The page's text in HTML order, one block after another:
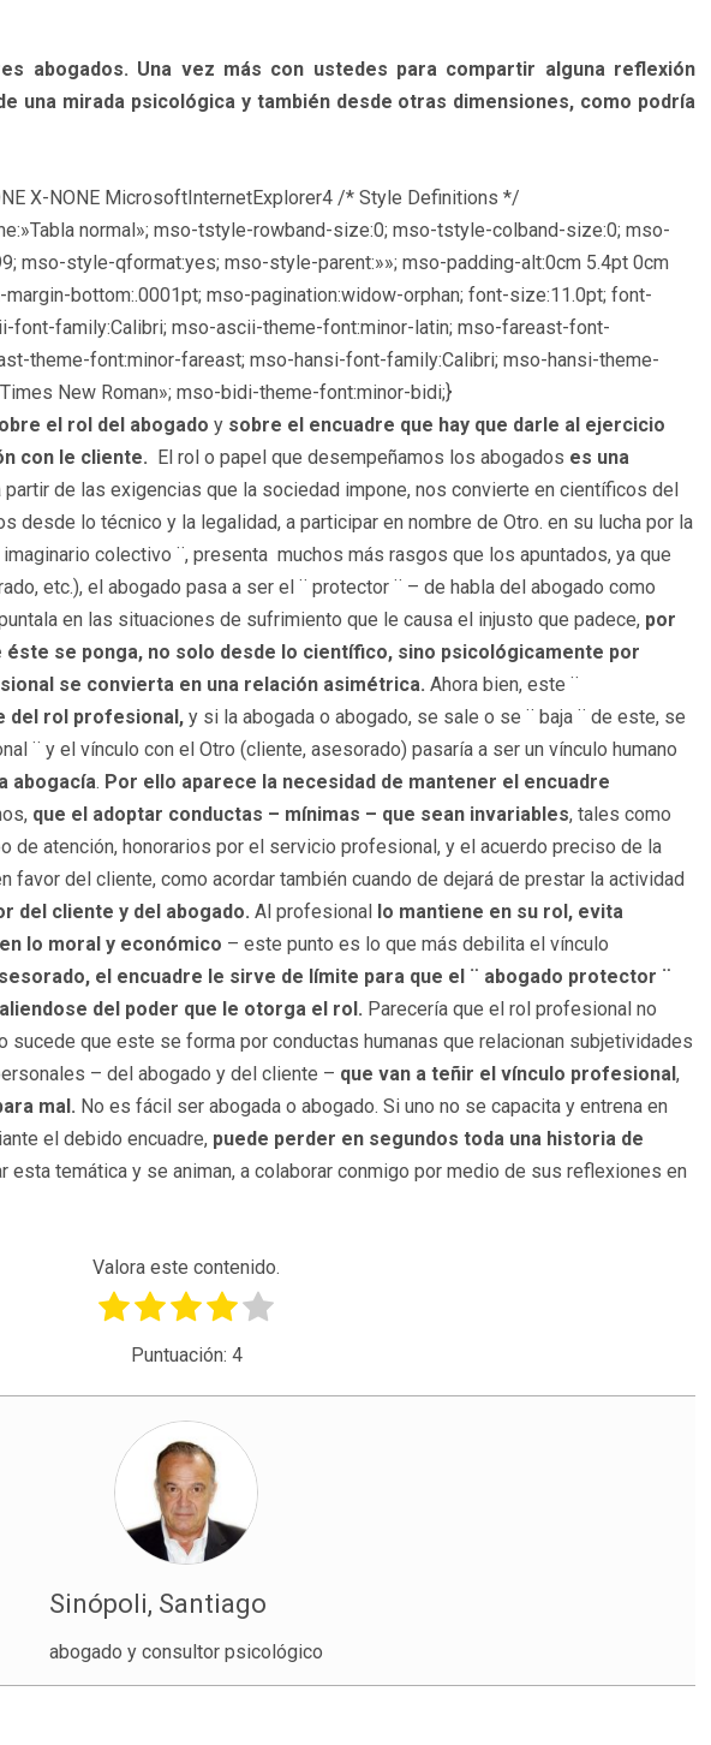
abogados. Una vez más con ustedes para compartir alguna reflexión
una mirada psicológica y también desde otras dimensiones, como podría
X-NONE MicrosoftInternetExplorer4 /* Style Definitions */
normal»; mso-tstyle-rowband-size:0; mso-tstyle-colband-size:0; mso-
mso-style-qformat:yes; mso-style-parent:»»; mso-padding-alt:0cm 5.4pt 0cm
bottom:.0001pt; mso-pagination:widow-orphan; font-size:11.0pt; font-
font-family:Calibri; mso-ascii-theme-font:minor-latin; mso-fareast-font-
theme-font:minor-fareast; mso-hansi-font-family:Calibri; mso-hansi-theme-
New Roman»; mso-bidi-theme-font:minor-bidi;}
el rol del abogado y sobre el encuadre que hay que darle al ejercicio
con le cliente. El rol o papel que desempeñamos los abogados es una
partir de las exigencias que la sociedad impone, nos convierte en científicos del
desde lo técnico y la legalidad, a participar en nombre de Otro. en su lucha por la
colectivo ¨, presenta muchos más rasgos que los apuntados, ya que
etc.), el abogado pasa a ser el ¨ protector ¨ – de habla del abogado como
en las situaciones de sufrimiento que le causa el injusto que padece, por
éste se ponga, no solo desde lo científico, sino psicológicamente por
se convierta en una relación asimétrica. Ahora bien, este ¨
del rol profesional, y si la abogada o abogado, se sale o se ¨ baja ¨ de este, se
¨ y el vínculo con el Otro (cliente, asesorado) pasaría a ser un vínculo humano
abogacía. Por ello aparece la necesidad de mantener el encuadre
que el adoptar conductas – mínimas – que sean invariables, tales como
de atención, honorarios por el servicio profesional, y el acuerdo preciso de la
favor del cliente, como acordar también cuando de dejará de prestar la actividad
del cliente y del abogado. Al profesional lo mantiene en su rol, evita
lo moral y económico – este punto es lo que más debilita el vínculo
el encuadre le sirve de límite para que el ¨ abogado protector ¨
del poder que le otorga el rol. Parecería que el rol profesional no
sucede que este se forma por conductas humanas que relacionan subjetividades
– del abogado y del cliente – que van a teñir el vínculo profesional,
mal. No es fácil ser abogada o abogado. Si uno no se capacita y entrena en
el debido encuadre, puede perder en segundos toda una historia de
esta temática y se animan, a colaborar conmigo por medio de sus reflexiones en
Valora este contenido.
Puntuación: 4
Sinópoli, Santiago
abogado y consultor psicológico